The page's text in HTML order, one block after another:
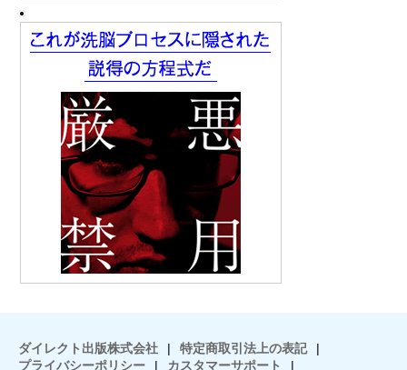
ダイレクト出版株式会社 | 特定商取引法上の表記
|
プライバシーポリシー
| カスタマーサポート
|